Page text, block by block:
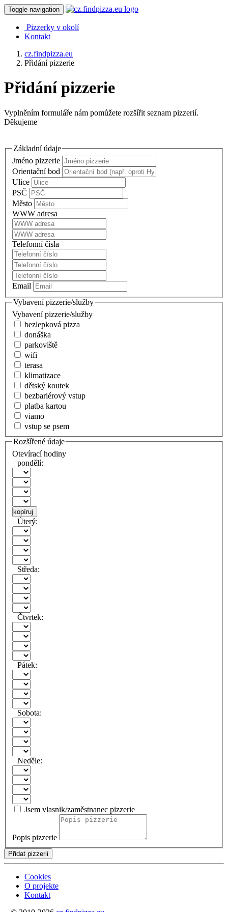
Toggle navigation
Pizzerky v okolí
Kontakt
cz.findpizza.eu
Přidání pizzerie
Přidání pizzerie
Vyplněním formuláře nám pomůžete rozšířit seznam pizzerií.
Děkujeme
Základní údaje
Jméno pizzerie
Orientační bod
Ulice
PSČ
Město
WWW adresa
Telefonní čísla
Email
Vybavení pizzerie/služby
Vybavení pizzerie/služby
bezlepková pizza
donáška
parkoviště
wifi
terasa
klimatizace
dětský koutek
bezbariérový vstup
platba kartou
viamo
vstup se psem
Rozšířené údaje
Otevírací hodiny
pondělí:
kopíruj
Úterý:
Středa:
Čtvrtek:
Pátek:
Sobota:
Neděle:
Jsem vlasnik/zaměstnanec pizzerie
Popis pizzerie
Přidat pizzerii
Cookies
O projekte
Kontakt